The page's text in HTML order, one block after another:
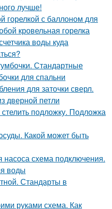
лучше!
горелкой с баллоном для
кровельная горелка
воды куда
Стандартные
для спальни
для заточки сверл.
дверной петли
подложку. Подложка
Какой может быть
схема подключения.
воды
Стандарты в
руками схема. Как